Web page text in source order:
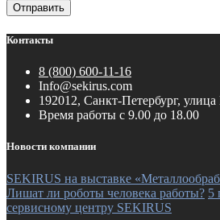
Отправить
Контакты
8 (800) 600-11-16
Info@sekirus.com
192012, Санкт-Петербург,
Время работы с 9.00 до 18.00
Новости компании
SEKIRUS на выставке
Лишат ли роботы человека работы? 5
сервисному центру SEKIRUS